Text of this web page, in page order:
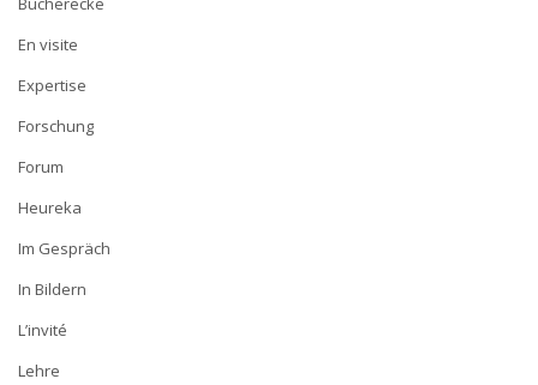
En visite
Expertise
Forschung
Forum
Heureka
Im Gespräch
In Bildern
L’invité
Lehre